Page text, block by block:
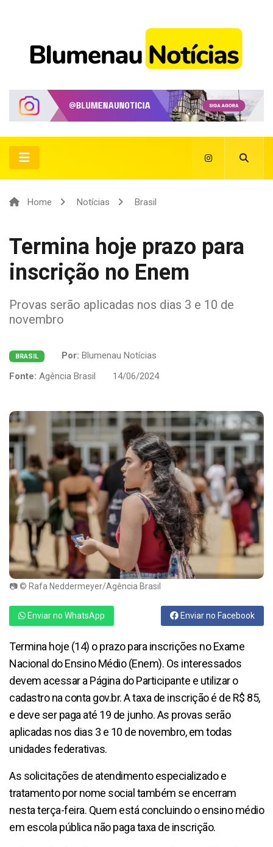
Home Notícias Brasil
Termina hoje prazo para
inscrição no Enem
Provas serão aplicadas nos dias 3 e 10 de
novembro
BRASIL Por: Blumenau Notícias
Fonte: Agência Brasil 14/06/2024
📷 © Rafa Neddermeyer/Agência Brasil
Enviar no WhatsApp Enviar no Facebook
Termina hoje (14) o prazo para inscrições no Exame
Nacional do Ensino Médio (Enem). Os interessados
devem acessar a Página do Participante e utilizar o
cadastro na conta gov.br. A taxa de inscrição é de R$ 85,
e deve ser paga até 19 de junho. As provas serão
aplicadas nos dias 3 e 10 de novembro, em todas
unidades federativas.
As solicitações de atendimento especializado e
tratamento por nome social também se encerram
nesta terça-feira. Quem está concluindo o ensino médio
em escola pública não paga taxa de inscrição.